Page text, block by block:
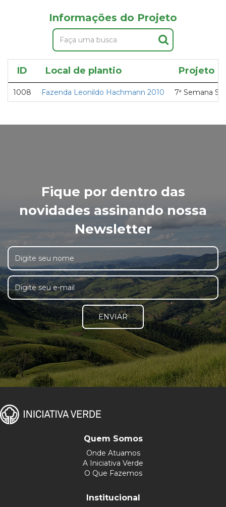
Informações do Projeto
ID Local de plantio Projeto
1008 Fazenda Leonildo Hachmann 2010 7ª Semana
Fique por dentro das
novidades assinando nossa
Newsletter
ENVIAR
Quem Somos
Onde Atuamos
A Iniciativa Verde
O Que Fazemos
Institucional